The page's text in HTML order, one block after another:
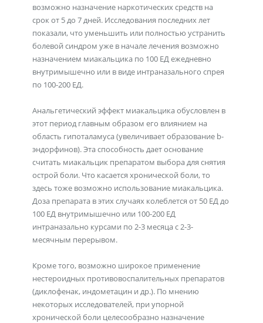
возможно назначение наркотических средств на
срок от 5 до 7 дней. Исследования последних лет
показали, что уменьшить или полностью устранить
болевой синдром уже в начале лечения возможно
назначением миакальцика по 100 ЕД ежедневно
внутримышечно или в виде интраназального спрея
по 100-200 ЕД.
Анальгетический эффект миакальцика обусловлен в
этот период главным образом его влиянием на
область гипоталамуса (увеличивает образование b-
эндорфинов). Эта способность дает основание
считать миакальцик препаратом выбора для снятия
острой боли. Что касается хронической боли, то
здесь тоже возможно использование миакальцика.
Доза препарата в этих случаях колеблется от 50 ЕД до
100 ЕД внутримышечно или 100-200 ЕД
интраназально курсами по 2-3 месяца с 2-3-
месячным перерывом.
Кроме того, возможно широкое применение
нестероидных противовоспалительных препаратов
(диклофенак, индометацин и др.). По мнению
некоторых исследователей, при упорной
хронической боли целесообразно назначение